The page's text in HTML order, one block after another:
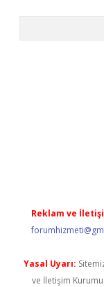
Reklam ve
Yasal Uyarı:
ve İletişim Kurumu